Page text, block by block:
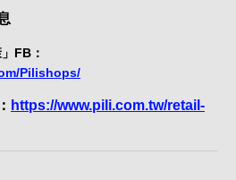
FB：
Pilishops/
https://www.pili.com.tw/retail-